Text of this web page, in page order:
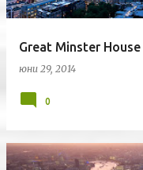
Great Minster House
юни 29, 2014
0